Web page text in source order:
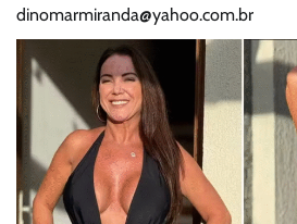
dinomarmiranda@yahoo.com.br